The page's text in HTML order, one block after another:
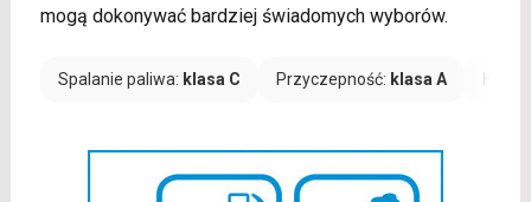
mogą dokonywać bardziej świadomych wyborów.
Spalanie paliwa: klasa C Przyczepność: klasa A